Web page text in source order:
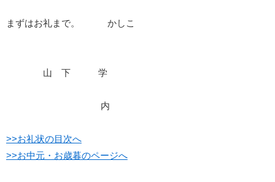
まずはお礼まで。 かしこ
山 下 学
内
>>お礼状の目次へ
>>お中元・お歳暮のページへ